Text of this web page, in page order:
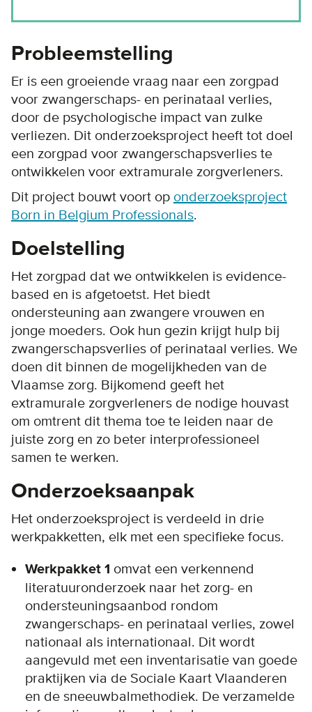
Probleemstelling
Er is een groeiende vraag naar een zorgpad
voor zwangerschaps- en perinataal verlies,
door de psychologische impact van zulke
verliezen. Dit onderzoeksproject heeft tot doel
een zorgpad voor zwangerschapsverlies te
ontwikkelen voor extramurale zorgverleners.
Dit project bouwt voort op onderzoeksproject
Born in Belgium Professionals.
Doelstelling
Het zorgpad dat we ontwikkelen is evidence-
based en is afgetoetst. Het biedt
ondersteuning aan zwangere vrouwen en
jonge moeders. Ook hun gezin krijgt hulp bij
zwangerschapsverlies of perinataal verlies. We
doen dit binnen de mogelijkheden van de
Vlaamse zorg. Bijkomend geeft het
extramurale zorgverleners de nodige houvast
om omtrent dit thema toe te leiden naar de
juiste zorg en zo beter interprofessioneel
samen te werken.
Onderzoeksaanpak
Het onderzoeksproject is verdeeld in drie
werkpakketten, elk met een specifieke focus.
Werkpakket 1 omvat een verkennend
literatuuronderzoek naar het zorg- en
ondersteuningsaanbod rondom
zwangerschaps- en perinataal verlies, zowel
nationaal als internationaal. Dit wordt
aangevuld met een inventarisatie van goede
praktijken via de Sociale Kaart Vlaanderen
en de sneeuwbalmethodiek. De verzamelde